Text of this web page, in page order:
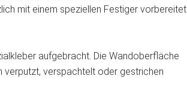
mit einem speziellen Festiger vorbereitet
aufgebracht. Die Wandoberfläche
verputzt, verspachtelt oder gestrichen